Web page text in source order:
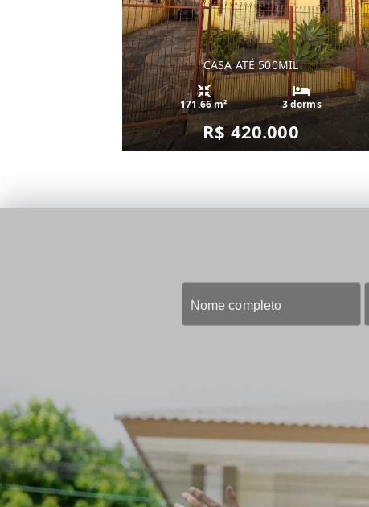
CASA ATÉ 500MIL
171.66 m² 3 dorms
R$ 420.000